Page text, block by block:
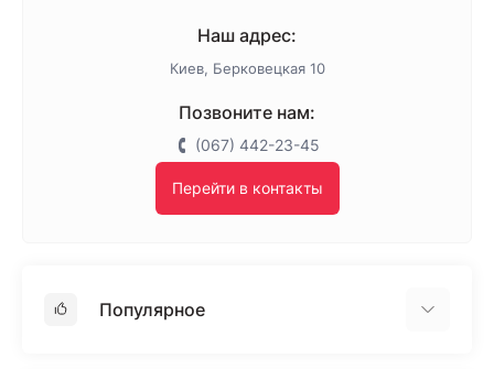
Наш адрес:
Киев, Берковецкая 10
Позвоните нам:
(067) 442-23-45
Перейти в контакты
Популярное